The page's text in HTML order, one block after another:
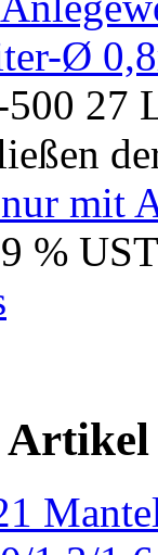
500 27
mit
%
Artikel